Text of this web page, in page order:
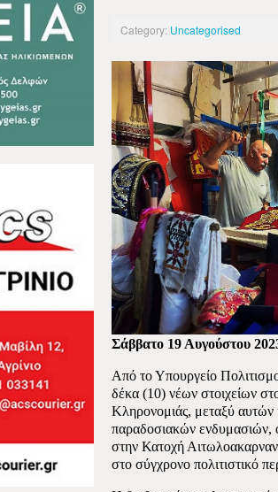
Category: Uncategorised
Σάββατο 19 Αυγούστου
Από το Υπουργείο
δέκα (10) νέων στοιχείων
Κληρονομιάς, μεταξύ αυτών
παραδοσιακών ενδυμασιών,
στην Κατοχή
στο σύγχρονο πολιτιστικό